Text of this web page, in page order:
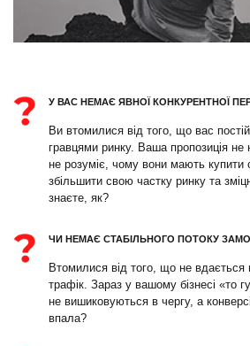
*Окупність розраховується індивідуально, наведено результат
У ВАС НЕМАЄ ЯВНОЇ КОНКУРЕНТНОЇ
Ви втомилися від того, що вас
гравцями ринку. Ваша пропозиція
не розуміє, чому вони мають
збільшити свою частку ринку та
знаєте, як?
ЧИ НЕМАЄ СТАБІЛЬНОГО ПОТОКУ
Втомилися від того, що не вдається
трафік. Зараз у вашому бізнесі «то
не вишиковуються в чергу, а
впала?